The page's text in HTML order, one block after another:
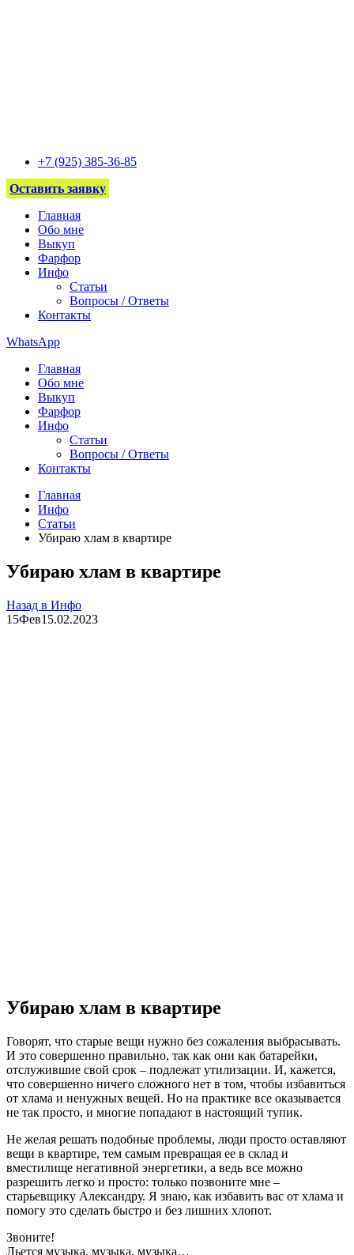
+7 (925) 385-36-85
Оставить заявку
Главная
Обо мне
Выкуп
Фарфор
Инфо
Статьи
Вопросы / Ответы
Контакты
WhatsApp
Главная
Обо мне
Выкуп
Фарфор
Инфо
Статьи
Вопросы / Ответы
Контакты
Главная
Инфо
Статьи
Убираю хлам в квартире
Убираю хлам в квартире
Назад в Инфо
15Фев15.02.2023
Убираю хлам в квартире
Говорят, что старые вещи нужно без сожаления выбрасывать.
И это совершенно правильно, так как они как батарейки,
отслужившие свой срок – подлежат утилизации. И, кажется,
что совершенно ничего сложного нет в том, чтобы избавиться
от хлама и ненужных вещей. Но на практике все оказывается
не так просто, и многие попадают в настоящий тупик.
Не желая решать подобные проблемы, люди просто оставляют
вещи в квартире, тем самым превращая ее в склад и
вместилище негативной энергетики, а ведь все можно
разрешить легко и просто: только позвоните мне –
старьевщику Александру. Я знаю, как избавить вас от хлама и
помогу это сделать быстро и без лишних хлопот.
Звоните!
Льется музыка, музыка, музыка…